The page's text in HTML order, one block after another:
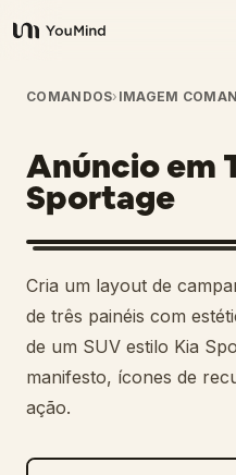
YouMind
Visão Geral
Casos de Uso
Habilidades
Prompts
Preços
COMANDOS› IMAGEM
Anúncio em
Sportage
Cria um layout de
de três painéis com
de um SUV estilo Kia
manifesto, ícones de
ação.